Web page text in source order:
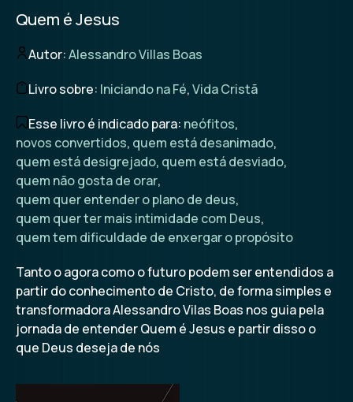
Quem é Jesus
Autor:Alessandro Villas Boas
Livro sobre: Iniciando na Fé,Vida Cristã
Esse livro é indicado para: neófitos,
novos convertidos, quem está desanimado,
quem está desigrejado, quem está desviado,
quem não gosta de orar,
quem quer entender o plano de deus,
quem quer ter mais intimidade com Deus,
quem tem dificuldade de enxergar o propósito
Tanto o agora como o futuro podem ser entendidos a
partir do conhecimento de Cristo, de forma simples e
transformadora Alessandro Vilas Boas nos guia pela
jornada de entender Quem é Jesus e partir disso o
que Deus deseja de nós